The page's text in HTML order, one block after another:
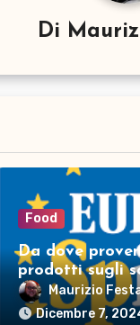
Di
Food
Da dove
prodotti sugli
Eurospin?
Maurizio
Dicembre 7,